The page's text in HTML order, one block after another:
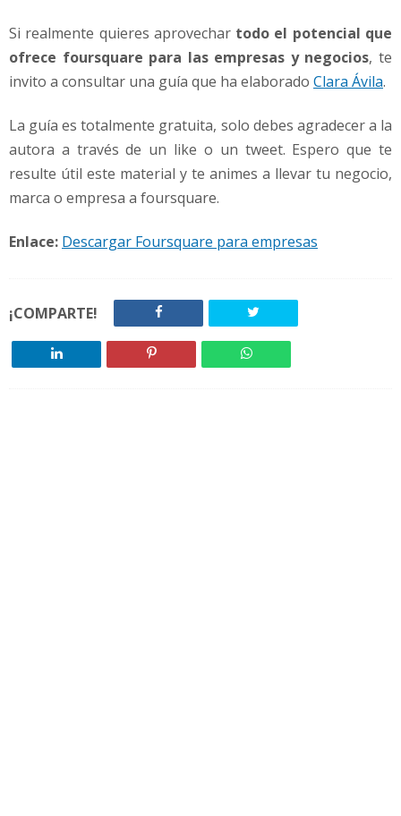
Si realmente quieres aprovechar todo el potencial que
ofrece foursquare para las empresas y negocios, te
invito a consultar una guía que ha elaborado Clara Ávila.
La guía es totalmente gratuita, solo debes agradecer a la
autora a través de un like o un tweet. Espero que te
resulte útil este material y te animes a llevar tu negocio,
marca o empresa a foursquare.
Enlace: Descargar Foursquare para empresas
¡COMPARTE!